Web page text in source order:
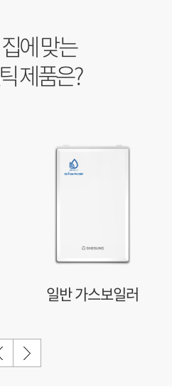
에 맞는
제품은?
일반 가스보일러